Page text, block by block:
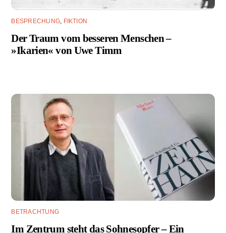
BESPRECHUNG FIKTION
Der Traum vom besseren Menschen –
»Ikarien« von Uwe Timm
BETRACHTUNG
Im Zentrum steht das Sohnesopfer – Ein